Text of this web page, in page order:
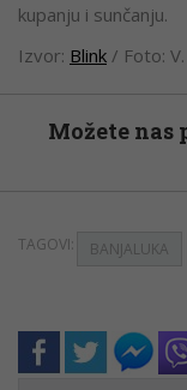
kupanju i sunčanju.
Izvor: Blink / Foto:
Možete
TAGOVI: BANJALUKA